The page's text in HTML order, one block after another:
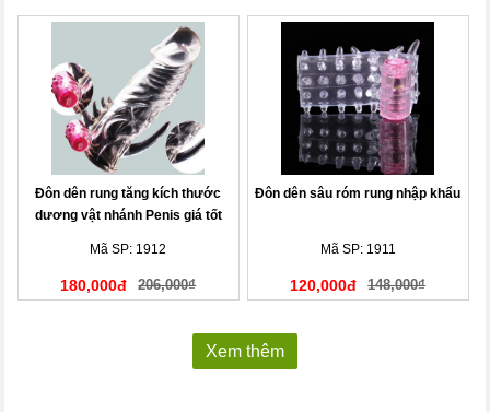
Đôn dên rung tăng kích thước
dương vật nhánh Penis giá tốt
Mã SP: 1912
180,000đ 206,000₫
Đôn dên sâu róm rung nhập khẩu
Mã SP: 1911
120,000đ 148,000₫
Xem thêm